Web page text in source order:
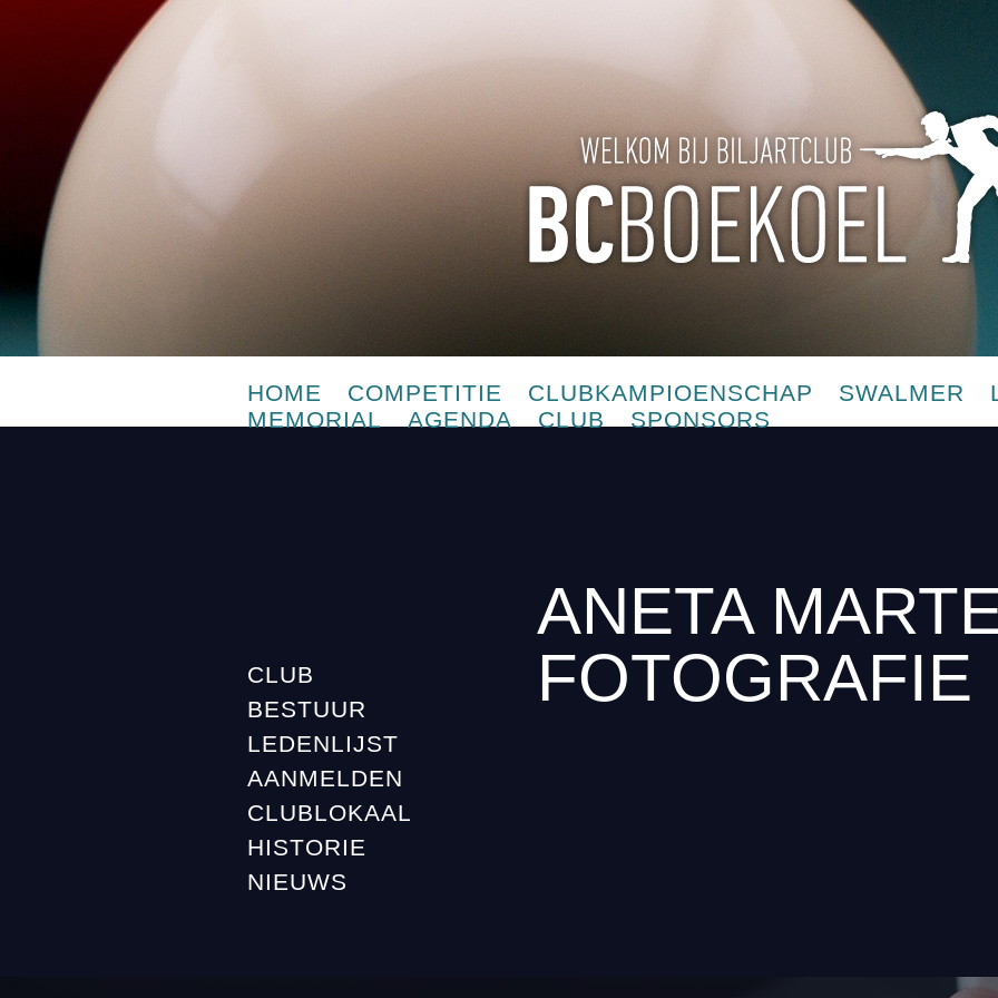
HOME COMPETITIE CLUBKAMPIOENSCHAP SWALMER
MEMORIAL
AGENDA CLUB SPONSORS
CLUB
BESTUUR
LEDENLIJST
AANMELDEN
CLUBLOKAAL
HISTORIE
NIEUWS
ANETA
FOTOGRAFIE